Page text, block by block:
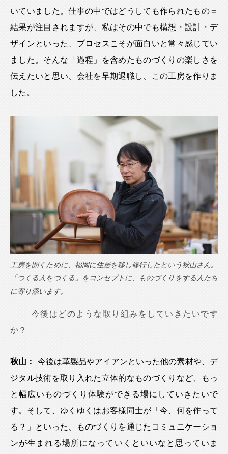
いていました。仕事の中ではどうしても作られたもの＝
結果が注目されますが、私はその中でも構想・設計・デ
ザインといった、プロセスこそが面白いと常々感じてい
ました。そんな「過程」を含めたものづくりの楽しさを
伝えたいと思い、会社を早期退職し、この工房を作りま
した。
工房を開くために、福岡に住居を移し修行したという秋山さん。
「つくる人をつくる」をコンセプトに、ものづくりをする人たち
に寄り添います。
今後はどのような取り組みをしていきたいです
か？
秋山：
今後は革製品やアイアンといった他の素材や、デ
ジタル技術を取り入れた立体的なものづくりなど、もっ
と幅広いものづくり体験ができる場にしていきたいで
す。そして、ゆくゆくはお客様同士が「今、何を作って
る？」といった、ものづくりを通じたコミュニケーショ
ンが生まれる場所になっていくといいなと思っていま